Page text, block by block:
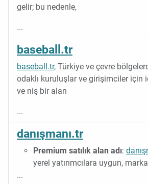
gelir; bu nedenle,
...
baseball.tr
baseball.tr, Türkiye ve çevre
odaklı kuruluşlar ve girişimciler için
ve niş bir alan
...
danışmanı.tr
Premium satılık alan adı:
yerel yatırımcılara uygun,
...